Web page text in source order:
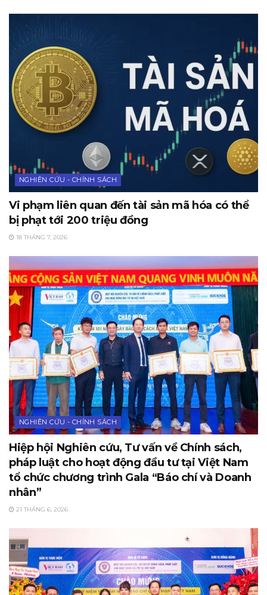
NGHIÊN CỨU - CHÍNH SÁCH
Vi phạm liên quan đến tài sản mã hóa có thể
bị phạt tới 200 triệu đồng
18 THÁNG 7, 2026
NGHIÊN CỨU - CHÍNH SÁCH
Hiệp hội Nghiên cứu, Tư vấn về Chính sách,
pháp luật cho hoạt động đầu tư tại Việt Nam
tổ chức chương trình Gala “Báo chí và Doanh
nhân”
21 THÁNG 6, 2026